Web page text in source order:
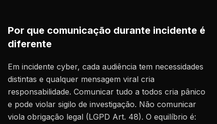
Por que comunicação durante incidente é
diferente
Em incidente cyber, cada audiência tem necessidades
distintas e qualquer mensagem viral cria
responsabilidade. Comunicar tudo a todos cria pânico
e pode violar sigilo de investigação. Não comunicar
viola obrigação legal (LGPD Art. 48). O equilíbrio é: